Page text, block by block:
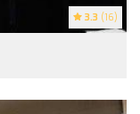
3.3 (16)